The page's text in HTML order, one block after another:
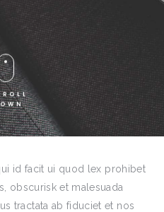
id facit ui quod lex prohibet
obscurisk et malesuada
tractata ab fiduciet et nos